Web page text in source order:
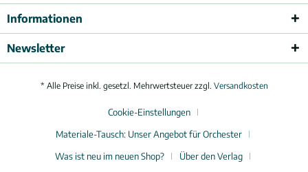
Informationen
Newsletter
* Alle Preise inkl. gesetzl. Mehrwertsteuer zzgl. Versandkosten
Cookie-Einstellungen
Materiale-Tausch: Unser Angebot für Orchester
Was ist neu im neuen Shop?
Über den Verlag